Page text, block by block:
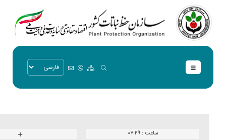
ساعت :۰۷:۴۹